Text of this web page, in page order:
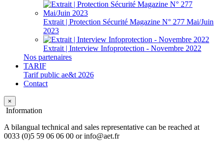
Extrait | Protection Sécurité Magazine N° 277 Mai/Juin
2023
Extrait | Interview Infoprotection - Novembre 2022
Nos partenaires
TARIF
Tarif public ae&t 2026
Contact
×
Information
A bilangual technical and sales representative can be reached at
0033 (0)5 59 06 06 00 or info@aet.fr